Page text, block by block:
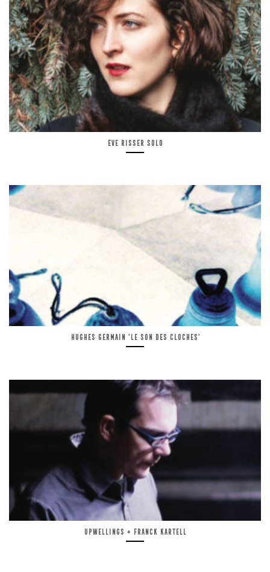
Eve Risser solo
Hughes Germain ‘Le son des cloches’
Upwellings + Franck Kartell